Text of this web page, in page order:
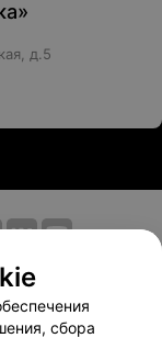
д.5
рекламы
договор
оплаты
сбора